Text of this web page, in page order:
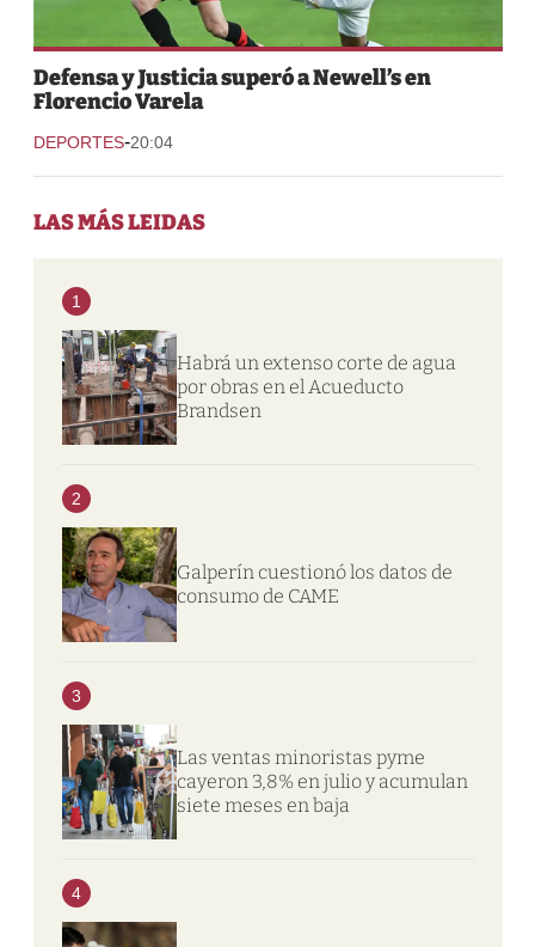
Defensa y Justicia superó a Newell’s en
Florencio Varela
DEPORTES-20:04
LAS MÁS LEIDAS
1
Habrá un extenso corte de agua
por obras en el Acueducto
Brandsen
2
Galperín cuestionó los datos de
consumo de CAME
3
Las ventas minoristas pyme
cayeron 3,8% en julio y acumulan
siete meses en baja
4